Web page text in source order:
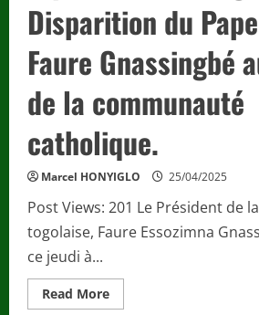
le
peuple
Togolais
et
appelle
la
à
s’unir
construire
ensemble
l’avenir
du
avec
Excellence
GNASSINGBÉ.
Disparition du
Faure Gnassingbé
de la communauté
catholique.
Marcel HONYIGLO 25/04/2025
Post Views: 201 Le Président de
togolaise, Faure Essozimna
ce jeudi à...
Read MoreRead
more